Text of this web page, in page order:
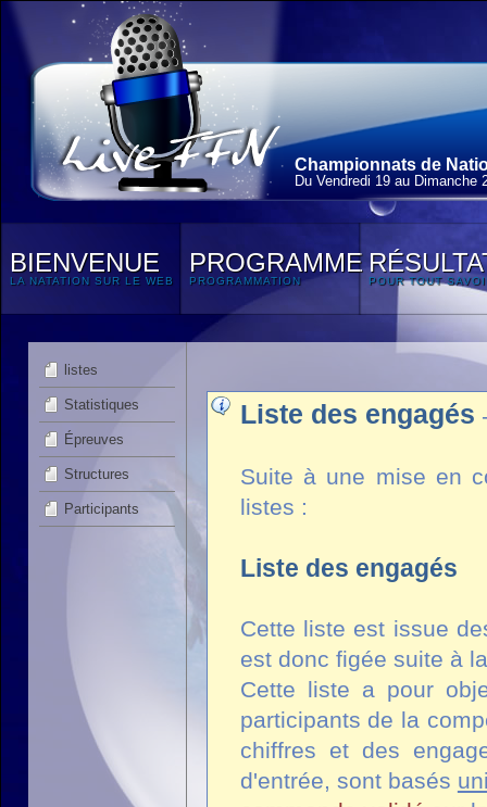
Championnats de
Du Vendredi 19 au Dimanche
BIENVENUE
LA NATATION SUR LE WEB
PROGRAMME
PROGRAMMATION POUR TOUT
listes
Statistiques
Épreuves
Structures
Participants
Liste des engagés
Suite à une mise en
listes :
Liste des engagés
Cette liste est issue
est donc figée suite à
Cette liste a pour
participants de la
chiffres et des
d'entrée, sont basés